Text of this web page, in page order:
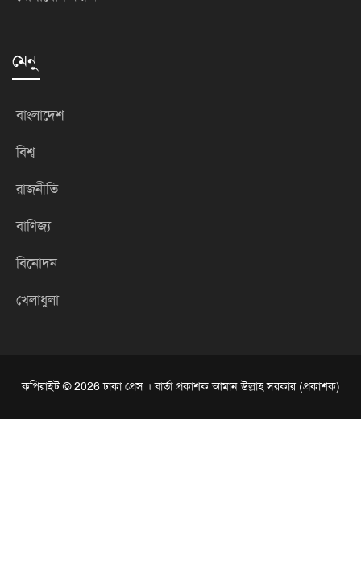
মেনু
বাংলাদেশ
বিশ্ব
রাজনীতি
বাণিজ্য
বিনোদন
খেলাধুলা
কপিরাইট © 2026 ঢাকা প্রেস । বার্তা প্রকাশক আমান উল্লাহ সরকার (প্রকাশক)